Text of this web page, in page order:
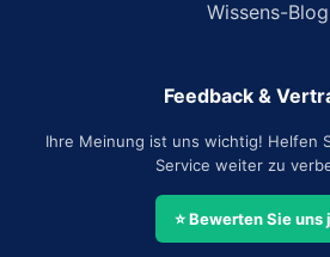
Wissens-Blog
Feedback &
Ihre Meinung ist uns wichtig! Helfen
Service weiter zu
⭐ Bewerten Sie uns